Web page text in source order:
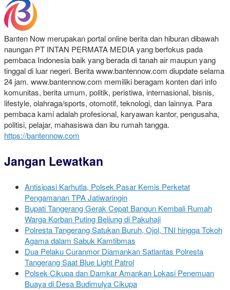
Banten Now merupakan portal online berita dan hiburan dibawah
naungan PT INTAN PERMATA MEDIA yang berfokus pada
pembaca Indonesia baik yang berada di tanah air maupun yang
tinggal di luar negeri. Berita www.bantennow.com diupdate selama
24 jam. www.bantennow.com memiliki beragam konten dari info
komunitas, berita umum, politik, peristiwa, internasional, bisnis,
lifestyle, olahraga/sports, otomotif, teknologi, dan lainnya. Para
pembaca kami adalah profesional, karyawan kantor, pengusaha,
politisi, pelajar, mahasiswa dan ibu rumah tangga.
https://bantennow.com
Jangan Lewatkan
Antisipasi Karhutla, Polsek Pasar Kemis Perketat
Pengamanan TPA Jatiwaringin
Bupati Tangerang Gerak Cepat Bangun Kembali Rumah
Warga Korban Puting Beliung di Pakuhaji
Polresta Tangerang Satukan Buruh, Ojol, TNI hingga Tokoh
Agama dalam Sabuk Kamtibmas
Dua Pelaku Curanmor Diamankan Satlantas Polresta
Tangerang Saat Blue Light Patrol
Polsek Cikupa dan Damkar Amankan Lokasi Penemuan
Buaya di Desa Budimulya Cikupa